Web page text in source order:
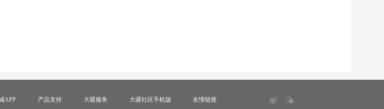
APP 产品支持 大疆服务 大疆社区手机版 友情链接